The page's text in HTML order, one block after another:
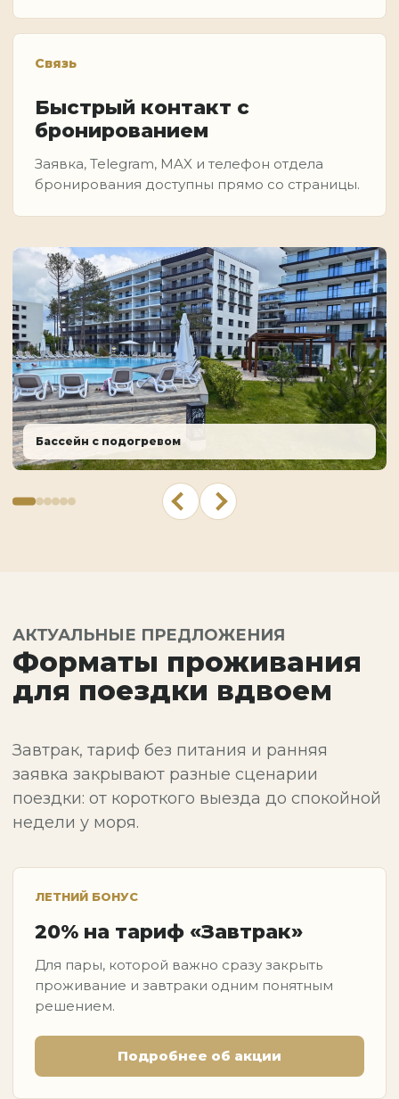
Связь
Быстрый контакт с
бронированием
Заявка, Telegram, MAX и телефон отдела
бронирования доступны прямо со страницы.
Бассейн с подогревом
АКТУАЛЬНЫЕ ПРЕДЛОЖЕНИЯ
Форматы проживания
для поездки вдвоем
Завтрак, тариф без питания и ранняя
заявка закрывают разные сценарии
поездки: от короткого выезда до спокойной
недели у моря.
ЛЕТНИЙ БОНУС
20% на тариф «Завтрак»
Для пары, которой важно сразу закрыть
проживание и завтраки одним понятным
решением.
Подробнее об акции